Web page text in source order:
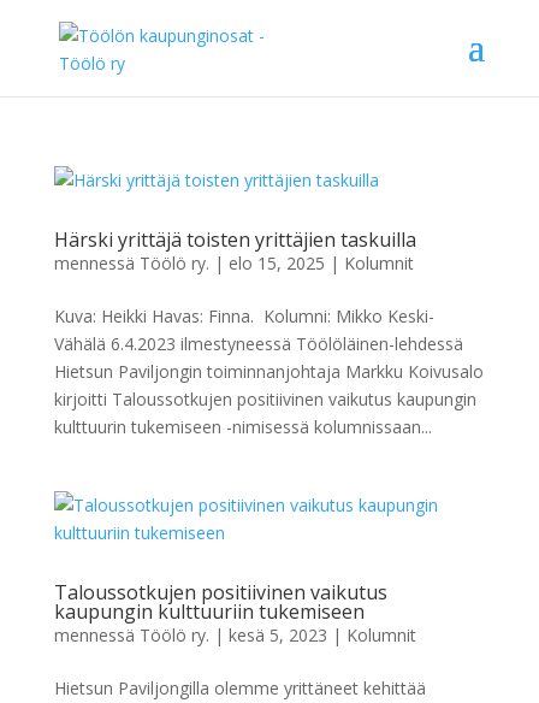
Härski yrittäjä toisten yrittäjien taskuilla
mennessä Töölö ry. | elo 15, 2025 | Kolumnit
Kuva: Heikki Havas: Finna. Kolumni: Mikko Keski-
Vähälä 6.4.2023 ilmestyneessä Töölöläinen-lehdessä
Hietsun Paviljongin toiminnanjohtaja Markku Koivusalo
kirjoitti Taloussotkujen positiivinen vaikutus kaupungin
kulttuurin tukemiseen -nimisessä kolumnissaan...
Taloussotkujen positiivinen vaikutus
kaupungin kulttuuriin tukemiseen
mennessä Töölö ry. | kesä 5, 2023 | Kolumnit
Hietsun Paviljongilla olemme yrittäneet kehittää